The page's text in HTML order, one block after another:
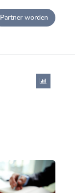
Partner worden